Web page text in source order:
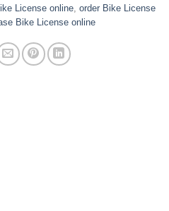
License online, order Bike License
Bike License online